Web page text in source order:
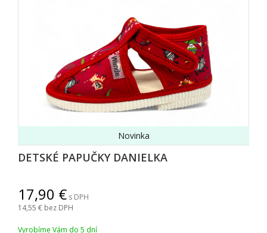
DETSKÉ PAPUČKY DANIELKA
Novinka
17,90
s DPH
14,55 bez DPH
Vyrobíme Vám do 5 dní